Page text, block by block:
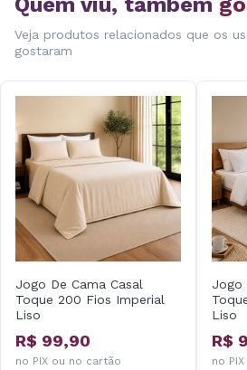
Veja produtos relacionados que os
gostaram
Jogo De Cama Casal
Toque 200 Fios Imperial
Liso
R$ 99,90
no PIX ou no cartão
Jogo
Liso
R$
no